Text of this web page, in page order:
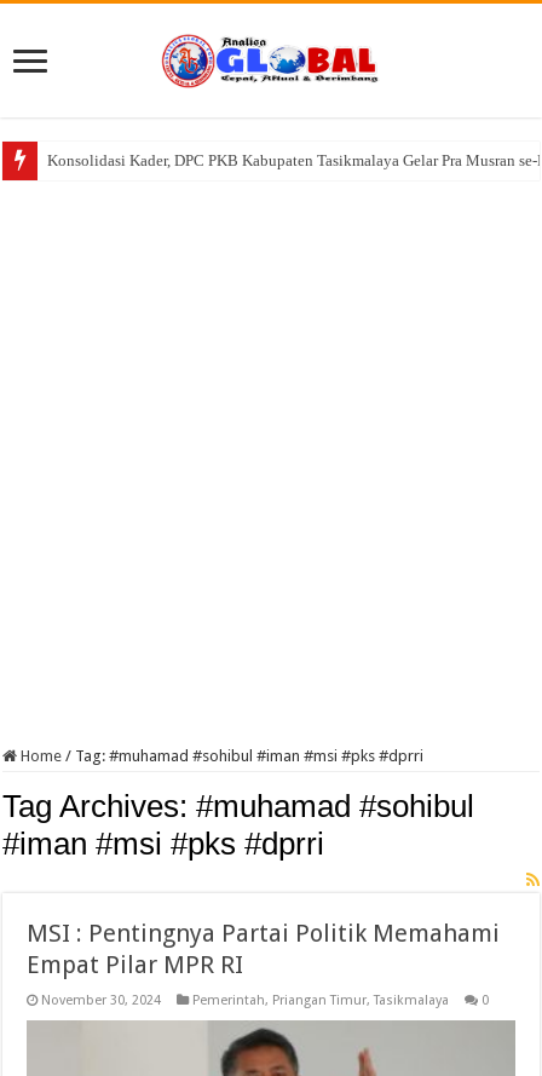
Konsolidasi Kader, DPC PKB Kabupaten Tasikmalaya Gelar Pra Musran
Home / Tag:#muhamad #sohibul #iman #msi #pks #dprri
Tag Archives:#muhamad #sohibul
#iman #msi #pks #dprri
MSI : Pentingnya Partai Politik Memahami
Empat Pilar MPR RI
November 30, 2024 Pemerintah, Priangan Timur,Tasikmalaya 0